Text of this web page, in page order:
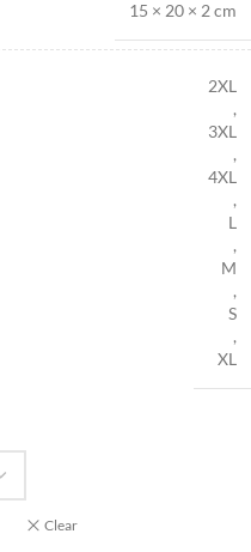
15 × 20 × 2 cm
2XL
,
3XL
,
4XL
,
L
,
M
,
S
,
XL
Clear